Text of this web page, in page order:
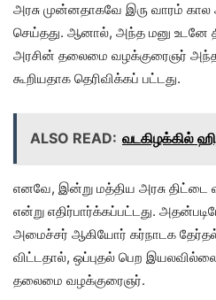
அரசு முன்னதாகவே இரு வாரம்
செய்தது. ஆனால், அந்த மனு உடனே
அரசின் தலைமை வழக்குரைஞர் அந்த
கூறியதாக தெரிவிக்கப் பட்டது.
ALSO READ: வடகிழக்கில்
எனவே, இன்று மத்திய அரசு திட்டை
என்று எதிர்பார்க்கப்பட்டது.
அமைச்சர் ஆகியோர் கர்நாடக தேர்தல்
விட்டதால், ஒப்புதல் பெற
தலைமை வழக்குரைஞர்.